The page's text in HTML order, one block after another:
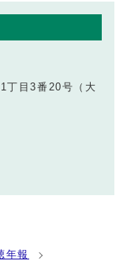
目3番20号（大
年報